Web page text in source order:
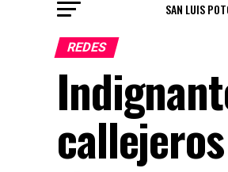
SAN LUIS
REDES